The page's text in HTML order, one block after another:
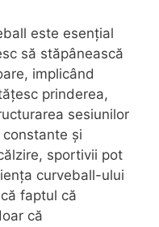
este esențial
să stăpânească
implicând
prinderea,
sesiunilor
și
sportivii pot
curveball-ului
faptul că
că